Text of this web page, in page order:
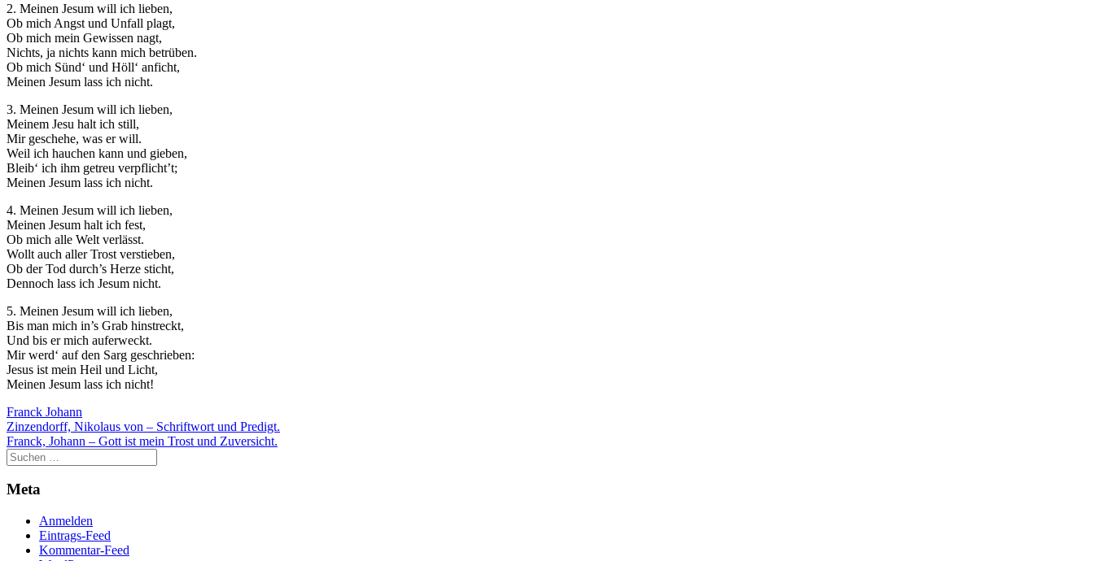
2. Meinen Jesum will ich lieben,
Ob mich Angst und Unfall plagt,
Ob mich mein Gewissen nagt,
Nichts, ja nichts kann mich betrüben.
Ob mich Sünd‘ und Höll‘ anficht,
Meinen Jesum lass ich nicht.
3. Meinen Jesum will ich lieben,
Meinem Jesu halt ich still,
Mir geschehe, was er will.
Weil ich hauchen kann und gieben,
Bleib‘ ich ihm getreu verpflicht’t;
Meinen Jesum lass ich nicht.
4. Meinen Jesum will ich lieben,
Meinen Jesum halt ich fest,
Ob mich alle Welt verlässt.
Wollt auch aller Trost verstieben,
Ob der Tod durch’s Herze sticht,
Dennoch lass ich Jesum nicht.
5. Meinen Jesum will ich lieben,
Bis man mich in’s Grab hinstreckt,
Und bis er mich auferweckt.
Mir werd‘ auf den Sarg geschrieben:
Jesus ist mein Heil und Licht,
Meinen Jesum lass ich nicht!
Franck Johann
Beitragsnavigation
Zinzendorff, Nikolaus von – Schriftwort und Predigt.
Franck, Johann – Gott ist mein Trost und Zuversicht.
Meta
Anmelden
Eintrags-Feed
Kommentar-Feed
Notwendig
Diese
sind nicht
optional.
Sie werden
benötigt,
damit die
Website
Statistik
Mit diesen
Cookies
Funktionsweise
und Struktur
der Website
auf Basis der
Nutzung
verbessern.
Erfahrung
Damit unsere
Website
Ihres Besuchs
möglich
funktioniert.
Wenn Sie